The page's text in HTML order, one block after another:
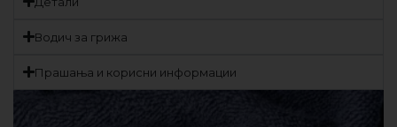
Водич за грижа
Прашања и корисни информации